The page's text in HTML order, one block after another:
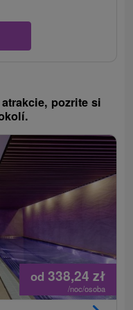
pozrite si
od 338,24zł
/noc/osoba